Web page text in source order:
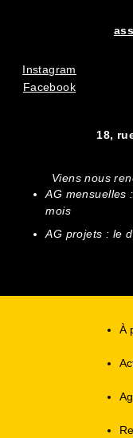
Instagram
Facebook
18,
Viens nous
AG mensuelles
mois
AG projets : le
À